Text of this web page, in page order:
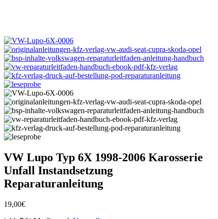
VW Lupo Typ 6X 1998-2006 Karosserie
Unfall Instandsetzung
Reparaturanleitung
19,00€